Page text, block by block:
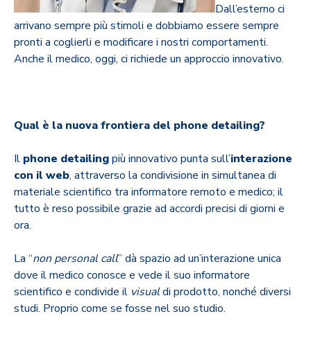
Dall’esterno ci
arrivano sempre più stimoli e dobbiamo essere sempre
pronti a coglierli e modificare i nostri comportamenti.
Anche il medico, oggi, ci richiede un approccio innovativo.
Qual è la nuova frontiera del phone detailing?
Il phone detailingpiù innovativo punta sull’interazione
con il web, attraverso la condivisione in simultanea di
materiale scientifico tra informatore remoto e medico; il
tutto è reso possibile grazie ad accordi precisi di giorni e
ora.
La “non personal call” dà spazio ad un’interazione unica
dove il medico conosce e vede il suo informatore
scientifico e condivide il visualdi prodotto, nonché diversi
studi. Proprio come se fosse nel suo studio.